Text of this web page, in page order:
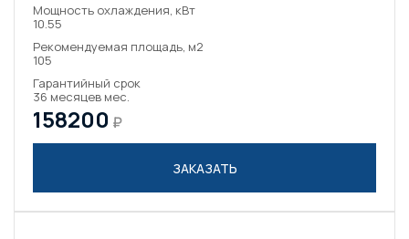
Мощность охлаждения, кВт
10.55
Рекомендуемая площадь, м2
105
Гарантийный срок
36 месяцев мес.
158200 ₽
ЗАКАЗАТЬ